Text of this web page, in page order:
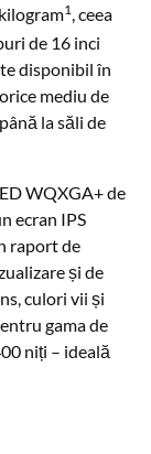
1, ceea
de 16 inci
disponibil în
mediu de
la săli de
WQXGA+ de
ecran IPS
raport de
și de
culori vii și
gama de
niți – ideală